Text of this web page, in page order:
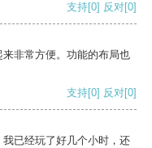
支持[0] 反对[0]
非常方便。功能的布局也
支持[0] 反对[0]
已经玩了好几个小时，还